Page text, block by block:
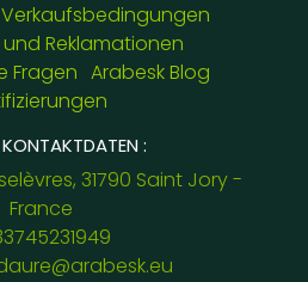
Verkaufsbedingungen
Reklamationen
Fragen Arabesk Blog
KONTAKTDATEN :
31790 Saint Jory -
France